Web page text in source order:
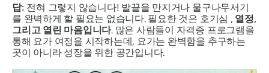
답: 전혀 그렇지 않습니다! 발끝을 만지거나 물구나무서기
를 완벽하게 할 필요는 없습니다. 필요한 것은 호기심 , 열정,
그리고 열린 마음입니다. 많은 사람들이 자격증 프로그램을
통해 요가 여정을 시작하는데, 요가는 완벽함을 추구하는
곳이 아니라 성장을 위한 공간입니다.